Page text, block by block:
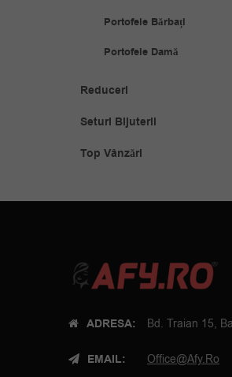
Portofele Bărbați
Portofele Damă
Reduceri
Seturi Bijuterii
Top Vânzări
ADRESA: Bd. Traian 15,
EMAIL: Office@afy.ro